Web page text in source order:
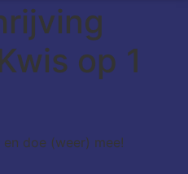
op 1
doe (weer) mee!